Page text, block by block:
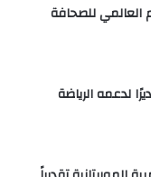
العالمي للصحافة
لدعمه الرياضة